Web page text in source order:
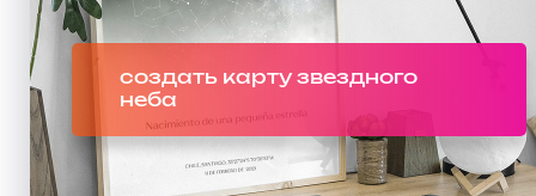
создать карту звездного
неба